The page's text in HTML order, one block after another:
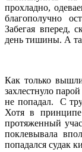
прохладно,
благополучно
Забегая вперед,
день тишины. А
Как только
захлестнуло
не попадал. С
Хотя в принципе
протяженный
поклевывала
попадался судак